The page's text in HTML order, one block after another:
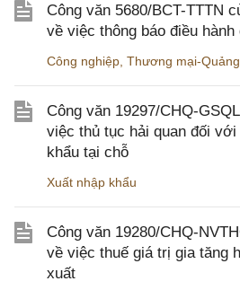
Công văn 5680/BCT-TTTN
về việc thông báo điều hành
Công nghiệp Thương mại-
Công văn 19297/CHQ-
việc thủ tục hải quan đối với
khẩu tại chỗ
Xuất nhập khẩu
Công văn 19280/CHQ-
về việc thuế giá trị gia tăng
xuất